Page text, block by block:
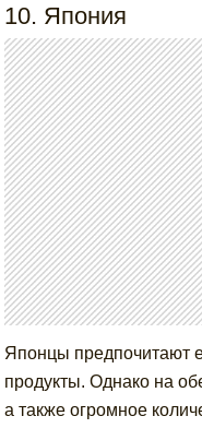
10. Япония
Японцы предпочитают
продукты. Однако на
а также огромное